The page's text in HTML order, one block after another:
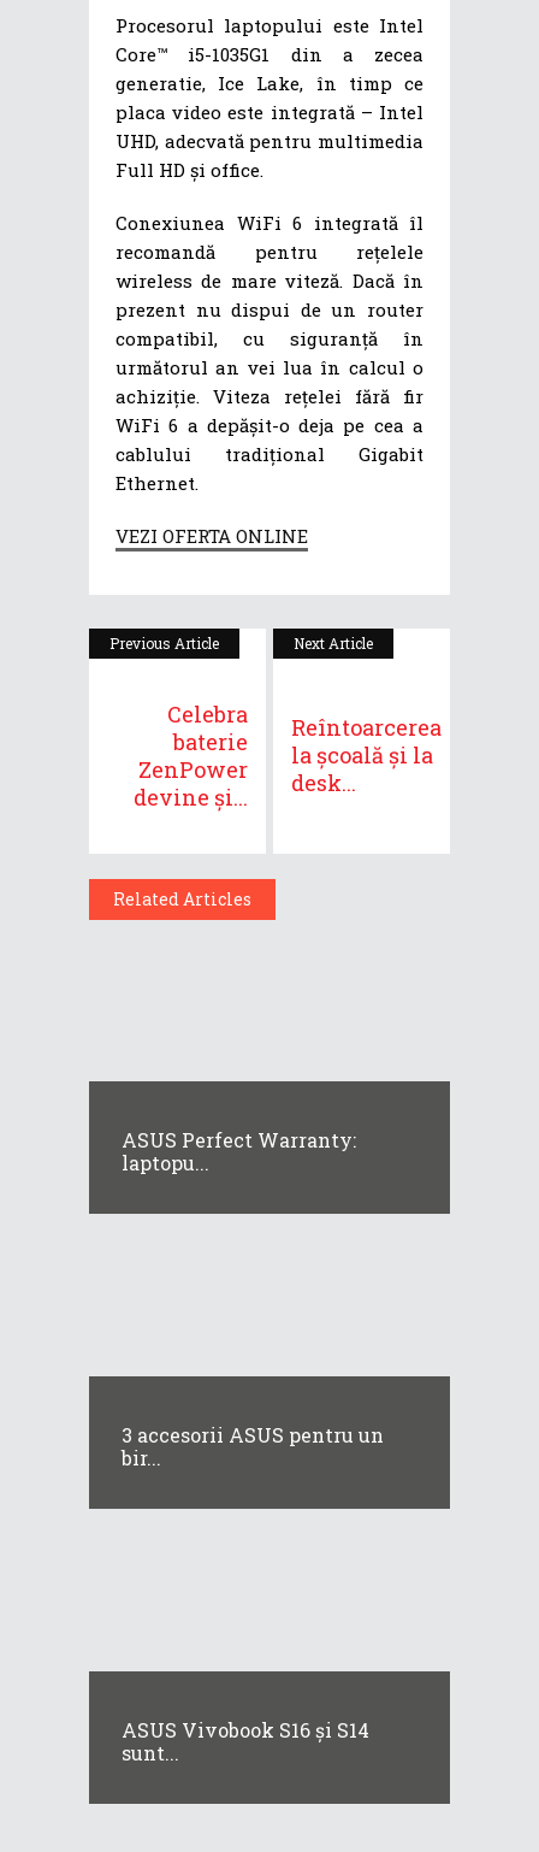
Procesorul laptopului este Intel
Core™ i5-1035G1 din a zecea
generatie, Ice Lake, în timp ce
placa video este integrată – Intel
UHD, adecvată pentru multimedia
Full HD și office.
Conexiunea WiFi 6 integrată îl
recomandă pentru rețelele
wireless de mare viteză. Dacă în
prezent nu dispui de un router
compatibil, cu siguranță în
următorul an vei lua în calcul o
achiziție. Viteza rețelei fără fir
WiFi 6 a depășit-o deja pe cea a
cablului tradițional Gigabit
Ethernet.
VEZI OFERTA ONLINE
Previous Article
Celebra
baterie
ZenPower
devine și...
Next Article
Reîntoarcerea
la școală și la
desk...
Related Articles
ASUS Perfect Warranty:
laptopu...
3 accesorii ASUS pentru un
bir...
ASUS Vivobook S16 și S14
sunt...